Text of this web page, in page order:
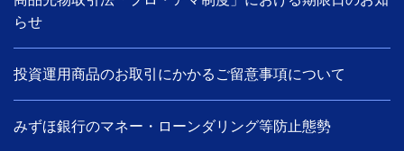
らせ
投資運用商品のお取引にかかるご留意事項について
みずほ銀行のマネー・ローンダリング等防止態勢